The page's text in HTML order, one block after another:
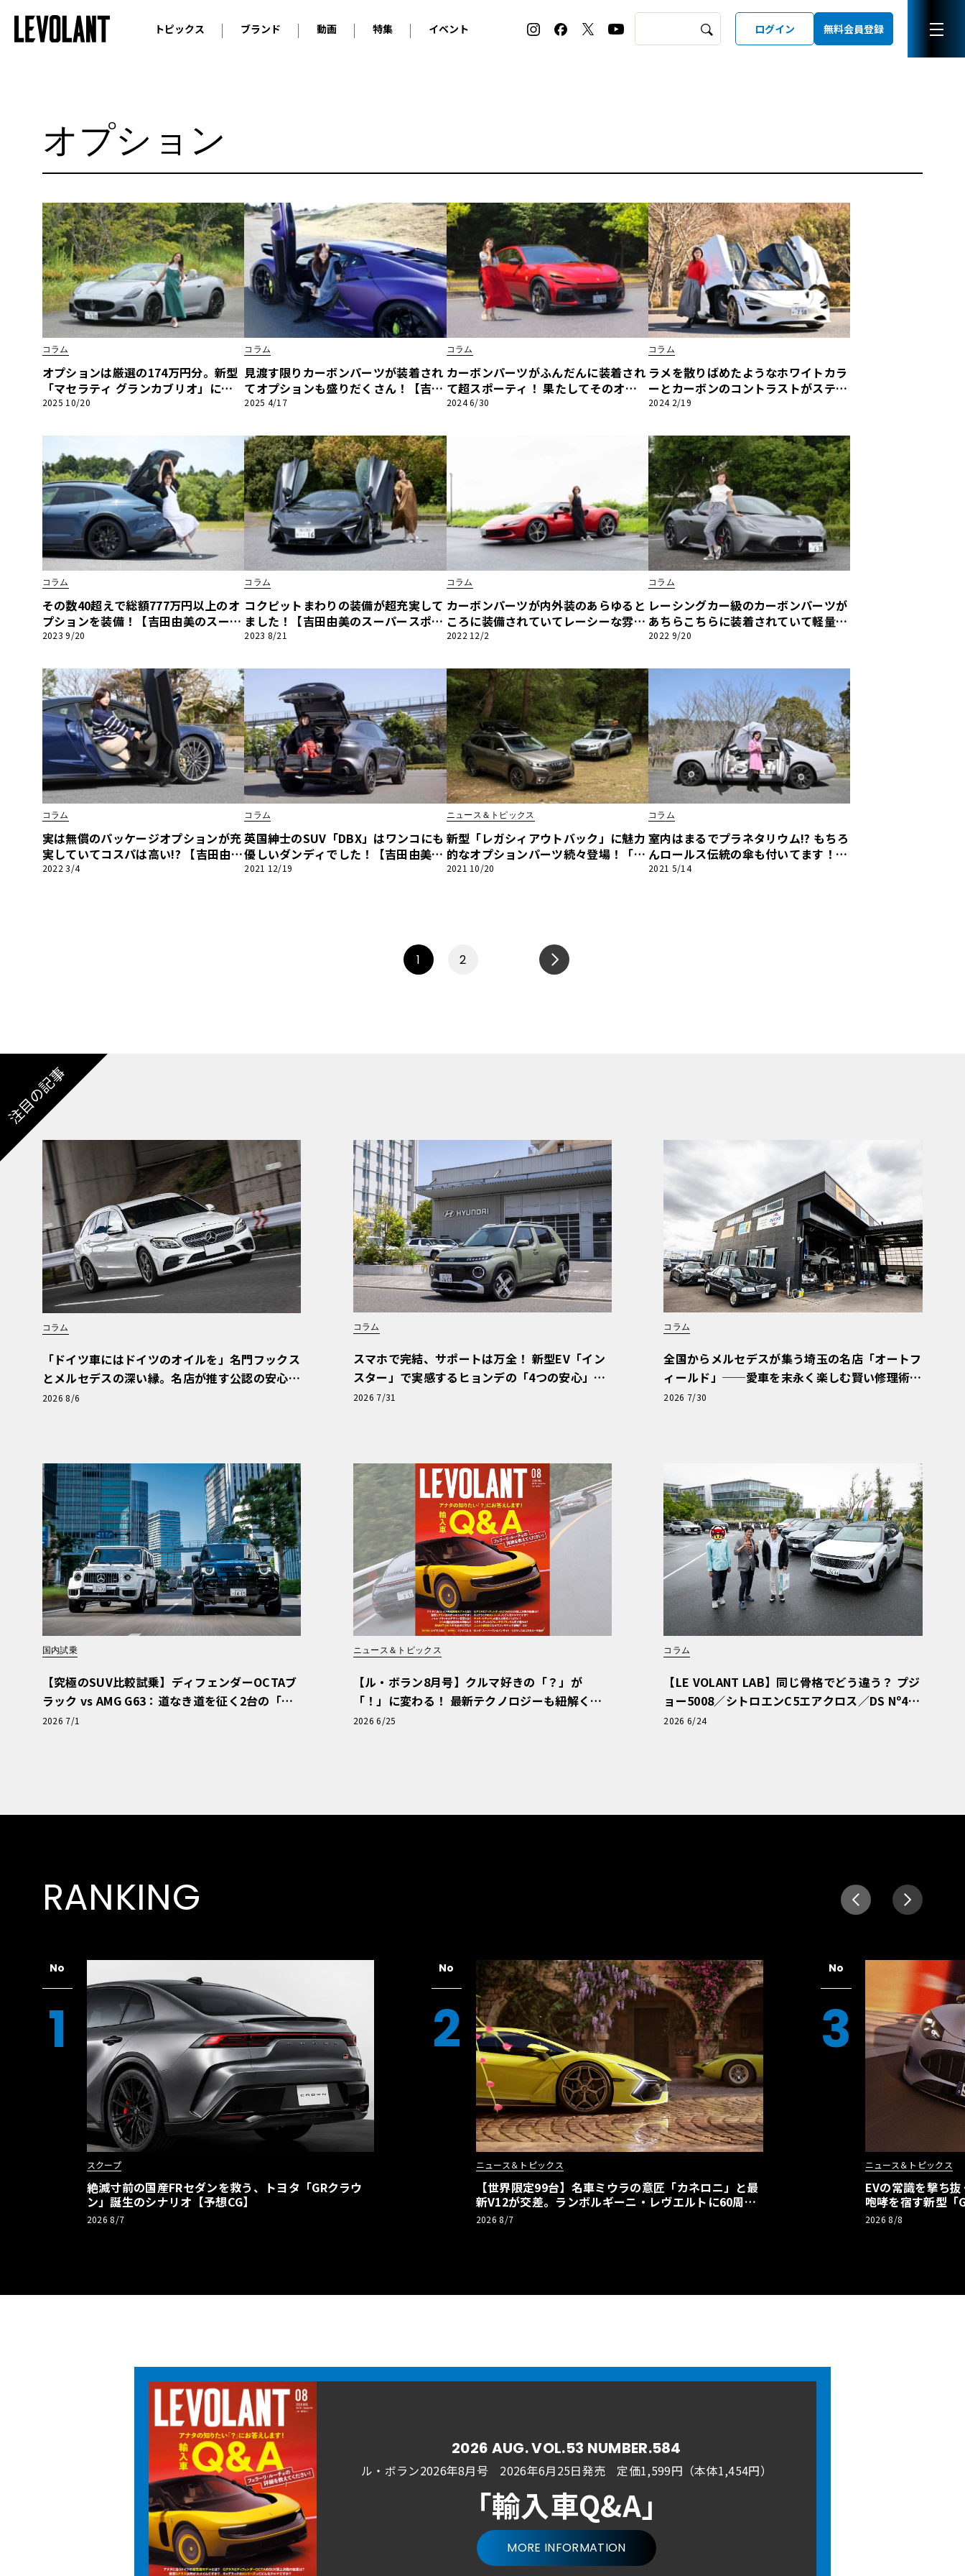
トピックス
コラム
ブランド
ベントレー
ケータハム
ジャガー
ランドローバー
ロータス
マクラーレン
MINI
モーガン
ロールス・ロイス
ボルボ
キャデラック
シボレー
ジープ
テスラ
ヒョンデ
BYD
その他
国産車
三菱
ダイハツ
光岡
その他
動画 特集 イベント ログイン 無料会員登録
オプション
コラム
オプションは厳選の174万円分。新型
「マセラティ グランカブリオ」に宿
る、スポーティとラグジュアリーの極
オプション紹介】
2025 10/20
コラム
見渡す限りカーボンパーツが装着され
てオプションも盛りだくさん！【吉田
由美のスーパースポーツ驚愕オプショ
編
2025 4/17
コラム
カーボンパーツがふんだんに装着され
て超スポーティ！ 果たしてそのオプ
ション金額は!?【吉田由美のスーパー
ーリ プロサングエ編
2024 6/30
コラム
ラメを散りばめたようなホワイトカラ
ーとカーボンのコントラストがステキ
です！【吉田由美のスーパースポーツ
0Sクーペ編
2024 2/19
コラム
その数40超えで総額777万円以上のオ
プションを装備！【吉田由美のスーパ
ースポーツ驚愕オプション紹介】ポル
モ編
2023 9/20
コラム
コクピットまわりの装備が超充実して
ました！【吉田由美のスーパースポー
ツ驚愕オプション紹介】マクラーレン
2023 8/21
コラム
カーボンパーツが内外装のあらゆると
ころに装備されていてレーシーな雰囲
気たっぷり！【吉田由美のスーパース
リ296GTB編
2022 12/2
コラム
レーシングカー級のカーボンパーツが
あちらこちらに装着されていて軽量
に！【吉田由美のスーパースポーツ驚
編
2022 9/20
コラム
実は無償のパッケージオプションが充
実していてコスパは高い!? 【吉田由美
のスーパースポーツ驚愕オプション紹
2022 3/4
コラム
英国紳士のSUV「DBX」はワンコにも
優しいダンディでした！【吉田由美の
スーパースポーツ驚愕オプション紹
2021 12/19
ニュース＆トピックス
新型「レガシィアウトバック」に魅力
的なオプションパーツ続々登場！「ス
バルスターズ」と一緒に「里山スタジ
2021 10/20
コラム
室内はまるでプラネタリウム!? もちろ
んロールス伝統の傘も付いてます！
【吉田由美のスーパースポーツ驚愕オ
2021 5/14
1 2
注目の記事
コラム
「ドイツ車にはドイツのオイルを」名門フックス
とメルセデスの深い縁。名店が推す公認の安心
と、Cクラスで味わうシルキーな走り〈PR〉
2026 8/6
コラム
スマホで完結、サポートは万全！ 新型EV「イン
スター」で実感するヒョンデの「4つの安心」
【第1回・ヒョンデ6つの疑問：Why? Hyunda
2026 7/31
コラム
全国からメルセデスが集う埼玉の名店「オートフ
ィールド」──愛車を末永く楽しむ賢い修理術
と、プロがフックス製オイルを選ぶ理由〈PR〉
2026 7/30
国内試乗
【究極のSUV比較試乗】ディフェンダーOCTAブ
ラック vs AMG G63：道なき道を征く2台の「対
極的アプローチ」
2026 7/1
ニュース＆トピックス
【ル・ボラン8月号】クルマ好きの「？」が
「！」に変わる！ 最新テクノロジーも紐解く
「輸入車Q&A」
2026 6/25
コラム
【LE VOLANT LAB】同じ骨格でどう違う？ プジ
ョー5008／シトロエンC5エアクロス／DS Nº4
読者一気乗りレポート
2026 6/24
RANKING
No
1
スクープ
絶滅寸前の国産FRセダンを救う、トヨタ「GRクラウ
ン」誕生のシナリオ【予想CG】
2026 8/7
No
2
ニュース＆トピックス
【世界限定99台】名車ミウラの意匠「カネロニ」と最
新V12が交差。ランボルギーニ・レヴエルトに60周年
記念車が登場
2026 8/7
No
3
ニュース＆トピックス
EVの常識を撃ち
咆哮を宿す新型「
2026 8/8
2026 AUG. VOL.53 NUMBER.584
ル・ボラン2026年8月号 2026年6月25日発売 定価1,599円（本体1,454円）
「輸入車Q&A」
MORE INFORMATION